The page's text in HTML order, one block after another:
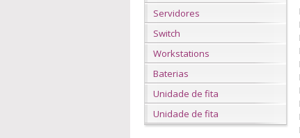
Servidores
Switch
Workstations
Baterias
Unidade de fita
Unidade de fita